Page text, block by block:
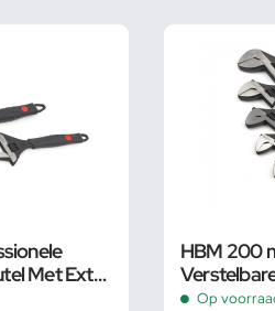
Met Extra
Bek
HBM 200
Op